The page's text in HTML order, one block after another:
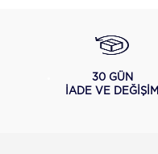
30 GÜN
İADE VE DEĞİŞİM